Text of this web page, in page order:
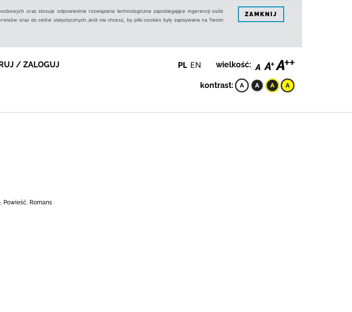
oraz stosuje odpowiednie rozwiązania technologiczne zapobiegające ingerencji osób
oraz do celów statystycznych.Jeśli nie chcesz, by pliki cookies były zapisywane na Twoim
ZAMKNIJ
/ ZALOGUJ PL EN wielkość:
kontrast:
Powieść, Romans